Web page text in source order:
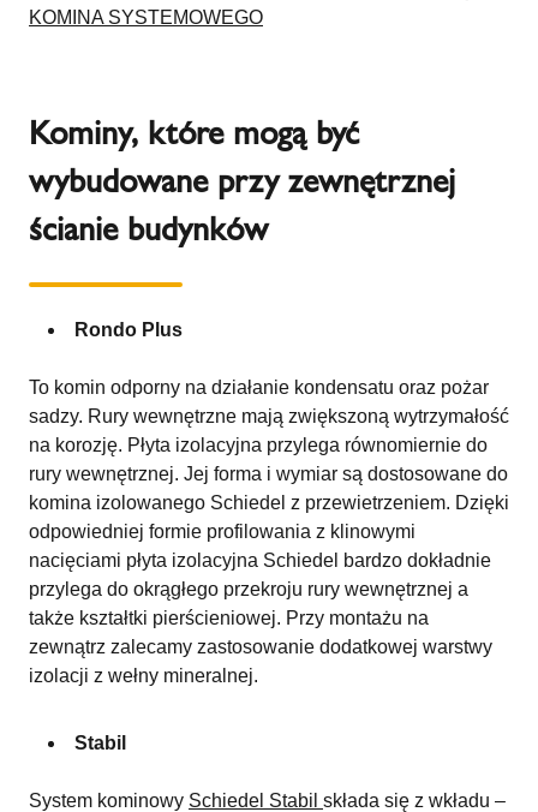
KOMINA SYSTEMOWEGO
Kominy, które mogą być
wybudowane przy zewnętrznej
ścianie budynków
Rondo Plus
To komin odporny na działanie kondensatu oraz pożar
sadzy. Rury wewnętrzne mają zwiększoną wytrzymałość
na korozję. Płyta izolacyjna przylega równomiernie do
rury wewnętrznej. Jej forma i wymiar są dostosowane do
komina izolowanego Schiedel z przewietrzeniem. Dzięki
odpowiedniej formie profilowania z klinowymi
nacięciami płyta izolacyjna Schiedel bardzo dokładnie
przylega do okrągłego przekroju rury wewnętrznej a
także kształtki pierścieniowej. Przy montażu na
zewnątrz zalecamy zastosowanie dodatkowej warstwy
izolacji z wełny mineralnej.
Stabil
System kominowy Schiedel Stabil składa się z wkładu –